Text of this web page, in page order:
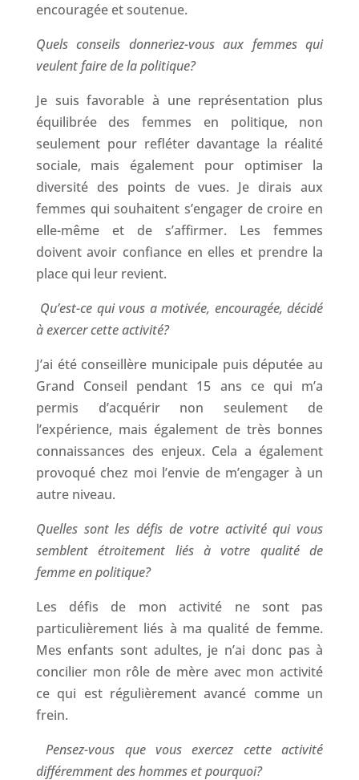
encouragée et soutenue.
Quels conseils donneriez-vous aux femmes qui
veulent faire de la politique?
Je suis favorable à une représentation plus
équilibrée des femmes en politique, non
seulement pour refléter davantage la réalité
sociale, mais également pour optimiser la
diversité des points de vues. Je dirais aux
femmes qui souhaitent s’engager de croire en
elle-même et de s’affirmer. Les femmes
doivent avoir confiance en elles et prendre la
place qui leur revient.
Qu’est-ce qui vous a motivée, encouragée, décidé
à exercer cette activité?
J’ai été conseillère municipale puis députée au
Grand Conseil pendant 15 ans ce qui m’a
permis d’acquérir non seulement de
l’expérience, mais également de très bonnes
connaissances des enjeux. Cela a également
provoqué chez moi l’envie de m’engager à un
autre niveau.
Quelles sont les défis de votre activité qui vous
semblent étroitement liés à votre qualité de
femme en politique?
Les défis de mon activité ne sont pas
particulièrement liés à ma qualité de femme.
Mes enfants sont adultes, je n’ai donc pas à
concilier mon rôle de mère avec mon activité
ce qui est régulièrement avancé comme un
frein.
Pensez-vous que vous exercez cette activité
différemment des hommes et pourquoi?